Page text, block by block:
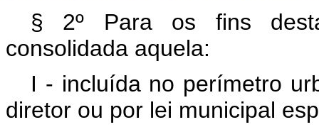
§ 2º Para os fins
consolidada aquela:
I - incluída no perímetro
diretor ou por lei municipal